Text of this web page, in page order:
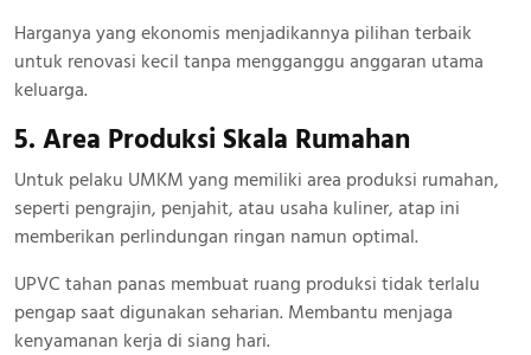
Harganya yang ekonomis menjadikannya pilihan terbaik
untuk renovasi kecil tanpa mengganggu anggaran utama
keluarga.
5. Area Produksi Skala Rumahan
Untuk pelaku UMKM yang memiliki area produksi rumahan,
seperti pengrajin, penjahit, atau usaha kuliner, atap ini
memberikan perlindungan ringan namun optimal.
UPVC tahan panas membuat ruang produksi tidak terlalu
pengap saat digunakan seharian. Membantu menjaga
kenyamanan kerja di siang hari.